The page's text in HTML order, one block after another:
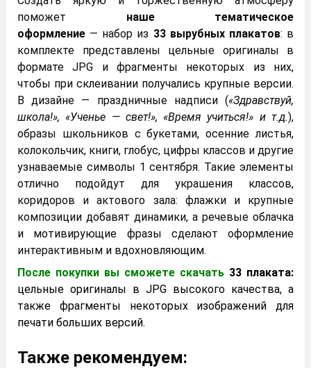
поможет наше тематическое
оформление — набор из 33 вырубных плакатов: в
комплекте представлены цельные оригиналы в
формате JPG и фрагменты некоторых из них,
чтобы при склеивании получались крупные версии.
В дизайне — праздничные надписи («Здравствуй,
школа!», «Ученье — свет!», «Время учиться!» и т.д.),
образы школьников с букетами, осенние листья,
колокольчик, книги, глобус, цифры классов и другие
узнаваемые символы 1 сентября. Такие элементы
отлично подойдут для украшения классов,
коридоров и актового зала: флажки и крупные
композиции добавят динамики, а речевые облачка
и мотивирующие фразы сделают оформление
интерактивным и вдохновляющим.
После покупки вы сможете скачать 33 плаката:
цельные оригиналы в JPG высокого качества, а
также фрагменты некоторых изображений для
печати больших версий.
Также рекомендуем: